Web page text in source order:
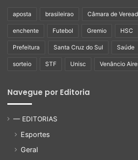
aposta brasileirao Câmara de
enchente Futebol Gremio HSC
Prefeitura Santa Cruz do Sul Saúde
sorteio STF Unisc Venâncio
Navegue por Editoria
— EDITORIAS
Esportes
Geral